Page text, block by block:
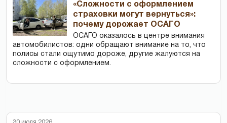
«Сложности с оформлением
страховки могут вернуться»:
почему дорожает ОСАГО
ОСАГО оказалось в центре внимания
автомобилистов: одни обращают внимание на то, что
полисы стали ощутимо дороже, другие жалуются на
сложности с оформлением.